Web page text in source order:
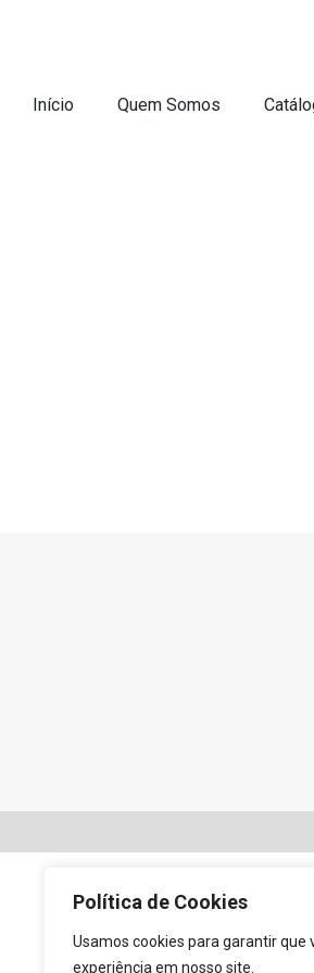
Política de Cookies
Usamos cookies para garantir que
experiência em nosso site.
Início Quem Somos